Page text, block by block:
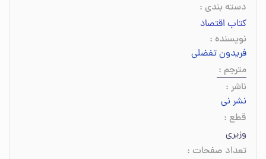
دسته بندی :
کتاب اقتصاد
نویسنده :
فریدون تفضلی
مترجم :
ناشر :
نشر نی
قطع :
وزیری
تعداد صفحات :